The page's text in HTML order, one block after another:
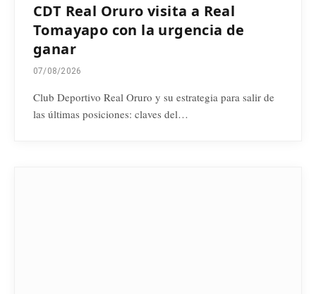
CDT Real Oruro visita a Real
Tomayapo con la urgencia de
ganar
07/08/2026
Club Deportivo Real Oruro y su estrategia para salir de
las últimas posiciones: claves del…